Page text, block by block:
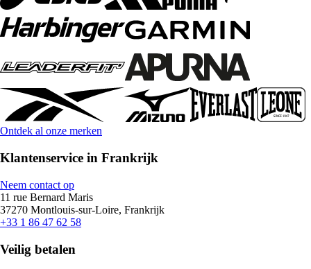
Ontdek al onze merken
Klantenservice in Frankrijk
Neem contact op
11 rue Bernard Maris
37270 Montlouis-sur-Loire, Frankrijk
+33 1 86 47 62 58
Veilig betalen